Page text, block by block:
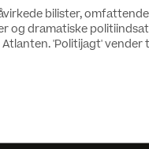
bilister, omfattende
og dramatiske
'Politijagt' vender